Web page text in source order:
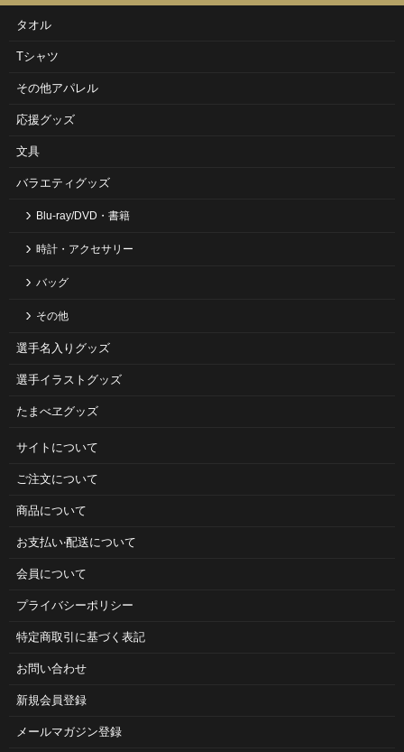
タオル
Tシャツ
その他アパレル
応援グッズ
文具
バラエティグッズ
Blu-ray/DVD・書籍
時計・アクセサリー
バッグ
その他
選手名入りグッズ
選手イラストグッズ
たまべヱグッズ
サイトについて
ご注⽂について
商品について
お⽀払い‧配送について
会員について
プライバシーポリシー
特定商取引に基づく表記
お問い合わせ
新規会員登録
メールマガジン登録